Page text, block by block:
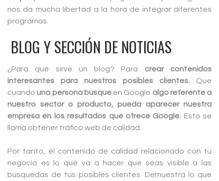
nos da mucha libertad a la hora de integrar diferentes
programas.
BLOG Y SECCIÓN DE NOTICIAS
¿Para qué sirve un blog? Para crear contenidos
interesantes para nuestros posibles clientes. Que
cuando una persona busqueen Google algo referente a
nuestro sector o producto, pueda aparecer nuestra
empresa en los resultados que ofrece Google. Esto se
llama obtener tráfico web de calidad.
Por tanto, el contenido de calidad relacionado con tu
negocio es lo que va a hacer que seas visible a las
búsquedas de tus posibles clientes. Demuestra lo que